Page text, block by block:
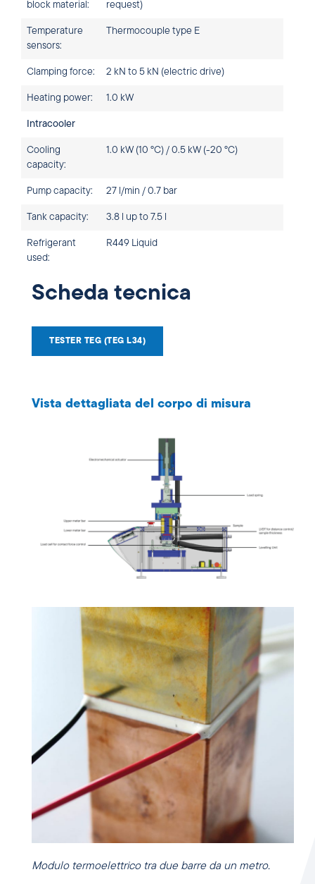
block material: request)
Temperature
sensors:
Thermocouple type E
Clamping force: 2 kN to 5 kN (electric drive)
Heating power: 1.0 kW
Intracooler
Cooling
capacity:
1.0 kW (10 °C) / 0.5 kW (-20 °C)
Pump capacity: 27 l/min / 0.7 bar
Tank capacity: 3.8 l up to 7.5 l
Refrigerant
used:
R449 Liquid
Scheda tecnica
TESTER TEG (TEG L34)
Vista dettagliata del corpo di misura
Modulo termoelettrico tra due barre da un metro.